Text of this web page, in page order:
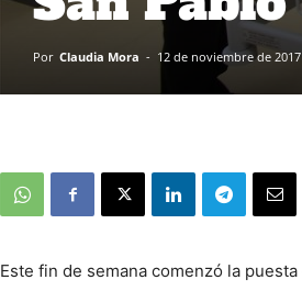
Por Claudia Mora - 12 de noviembre de 2017
Este fin de semana comenzó la